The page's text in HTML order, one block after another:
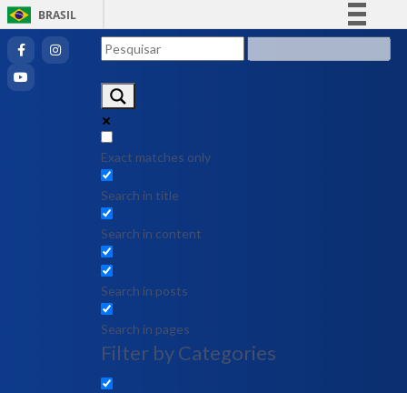
BRASIL
Exact matches only
Search in title
Search in content
Search in posts
Search in pages
Filter by Categories